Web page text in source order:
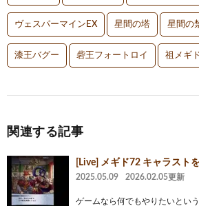
ヴェスパーマインEX 星間の塔 星間の
漆王バグー 砦王フォートロイ 祖メギ
関連する記事
[Live] メギド72 キャラスト
2025.05.09 2026.02.05更新
ゲームなら何でもやりたいとい